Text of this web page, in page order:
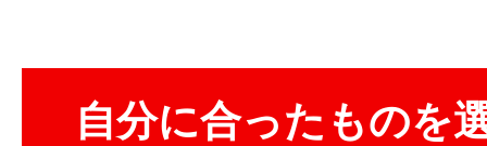
自分に合ったものを